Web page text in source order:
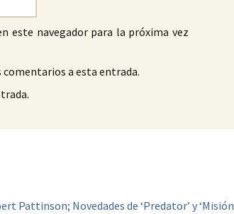
este navegador para la próxima vez
a esta entrada.
Pattinson; Novedades de ‘Predator’ y ‘Misión